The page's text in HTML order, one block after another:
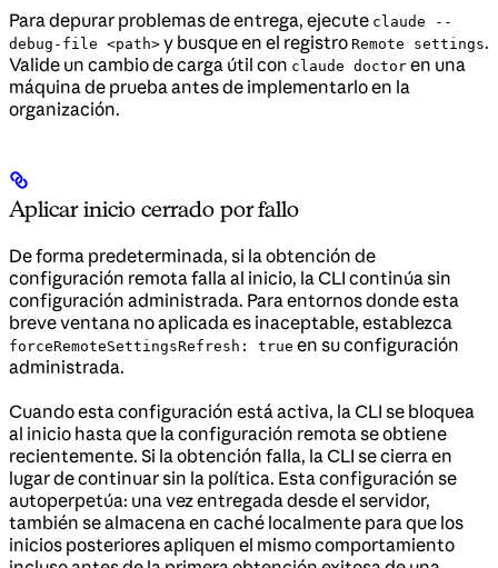
Para depurar problemas de entrega, ejecute claude --
debug-file <path> y busque en el registro Remote settings.
Valide un cambio de carga útil con claude doctor en una
máquina de prueba antes de implementarlo en la
organización.
Aplicar inicio cerrado por fallo
De forma predeterminada, si la obtención de
configuración remota falla al inicio, la CLI continúa sin
configuración administrada. Para entornos donde esta
breve ventana no aplicada es inaceptable, establezca
forceRemoteSettingsRefresh: true en su configuración
administrada.
Cuando esta configuración está activa, la CLI se bloquea
al inicio hasta que la configuración remota se obtiene
recientemente. Si la obtención falla, la CLI se cierra en
lugar de continuar sin la política. Esta configuración se
autoperpetúa: una vez entregada desde el servidor,
también se almacena en caché localmente para que los
inicios posteriores apliquen el mismo comportamiento